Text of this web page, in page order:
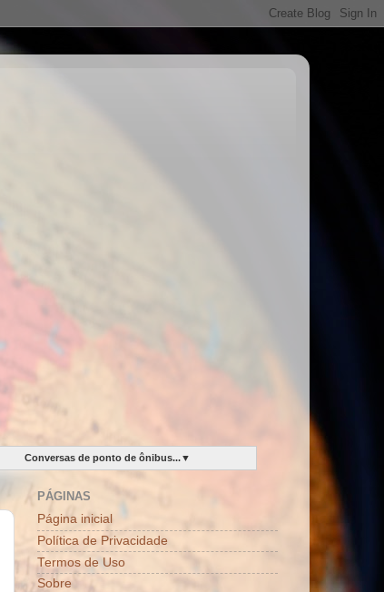
Conversas de ponto de ônibus...▼
PÁGINAS
Página inicial
Política de Privacidade
Termos de Uso
Sobre